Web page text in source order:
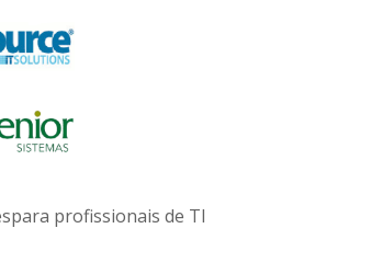
profissionais de TI